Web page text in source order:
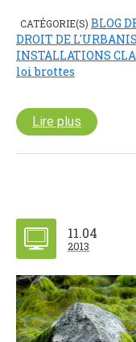
CATÉGORIE(S) BLOG
DROIT DE
INSTALLATIONS
loi brottes
Lire plus
11.04
2013